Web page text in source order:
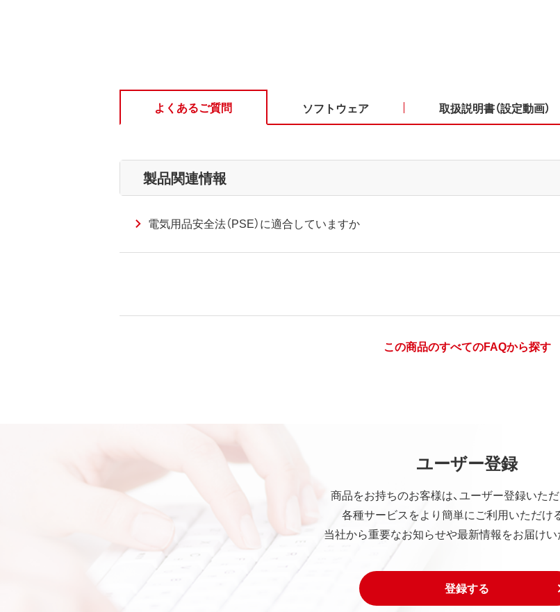
よくあるご質問 ソフトウェア 取扱説明書（設定動画）
製品関連情報
電気用品安全法（PSE）に適合していますか
この商品のすべてのFAQから探す
ユーザー登録
商品をお持ちのお客様は、ユーザー登録いた
各種サービスをより簡単にご利用いただけ
当社から重要なお知らせや最新情報をお届けい
登録する